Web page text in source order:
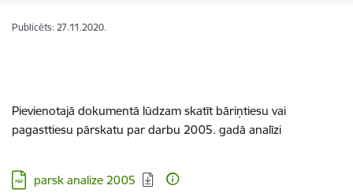
Publicēts: 27.11.2020.
Pievienotajā dokumentā lūdzam skatīt bāriņtiesu vai
pagasttiesu pārskatu par darbu 2005. gadā analīzi
Lejupielādēt:
parsk analize 2005